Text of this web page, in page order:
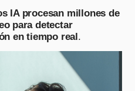
IA procesan millones de
para detectar
en tiempo real.